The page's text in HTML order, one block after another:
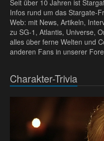
Seit über 10 Jahren ist
Infos rund um das Stargate-
Web: mit News, Artikeln,
zu SG-1, Atlantis, Universe,
alles über ferne Welten und
anderen Fans in unserer
Charakter-Trivia